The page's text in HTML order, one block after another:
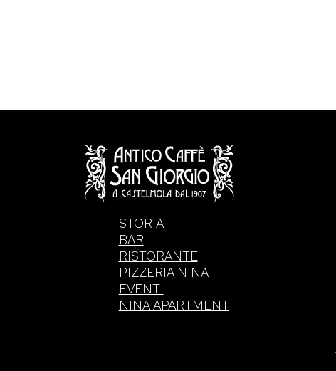
STORIA
BAR
RISTORANTE
PIZZERIA NINA
EVENTI
NINA APARTMENT